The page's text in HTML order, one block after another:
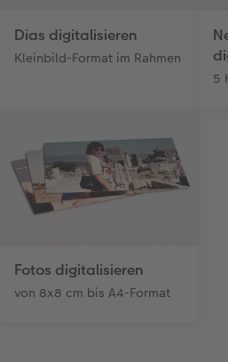
Anleitungen &
im Wunschformat
Digitale
CEWE myPhotos
Neuheiten
Dias digitalisieren
Kleinbild-Format im Rahmen
5
Fotos digitalisieren
von 8x8 cm bis A4-Format